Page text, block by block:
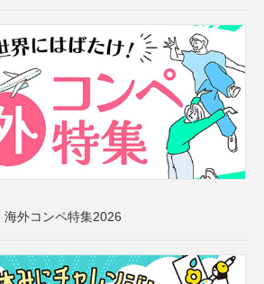
外コンペ特集2026